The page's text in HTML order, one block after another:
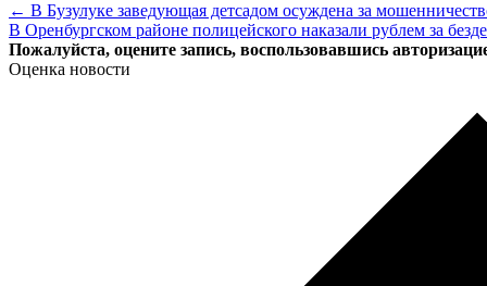
← В Бузулуке заведующая детсадом осуждена за
В Оренбургском районе полицейского наказали рублем за
Пожалуйста, оцените запись, воспользовавшись
Оценка новости